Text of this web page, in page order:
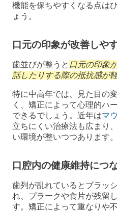
機能を保ちやすくなる点は
ょう。
口元の印象が改善しや
歯並びが整うと 口元の印象
話したりする際の抵抗感が
特に中高年では、見た目の
く、矯正によって心理的ハ
できるでしょう。近年はマ
立ちにくい治療法も広まり
い環境が整いつつあります。
口腔内の健康維持につ
歯列が乱れているとブラッ
れ、プラークや食片が残留
す。矯正によって重なりや